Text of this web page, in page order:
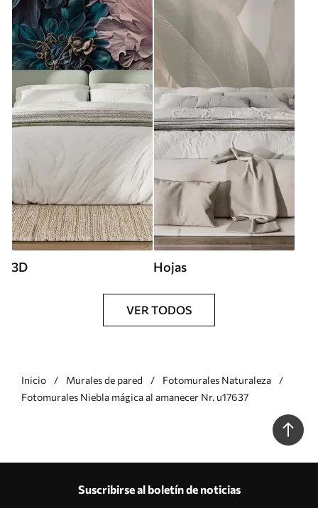
3D Hojas
VER TODOS
Inicio Murales de pared
Fotomurales Naturaleza
Fotomurales Niebla mágica al amanecer Nr. u17637
Suscribirse al boletín de noticias